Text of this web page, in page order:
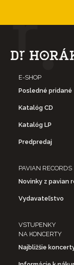
E-SHOP
Posledné pridané
Katalóg CD
Katalóg LP
Predpredaj
PAVIAN RECORDS
Novinky z pavian
Vydavateľstvo
VSTUPENKY
NA KONCERTY
Najbližšie